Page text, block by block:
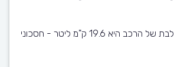
צריכת הדלק המשולבת של הרכב היא 19.6 ק"מ ליטר - חסכוני